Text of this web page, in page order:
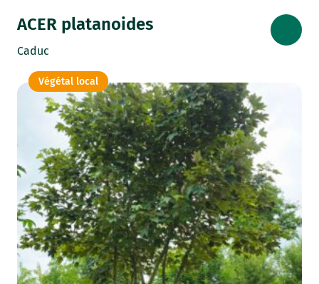
ACER platanoides
Caduc
Végétal local